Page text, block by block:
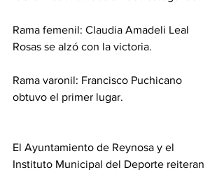
Rama femenil: Claudia Amadeli Leal
Rosas se alzó con la victoria.
Rama varonil: Francisco Puchicano
obtuvo el primer lugar.
El Ayuntamiento de Reynosa y el
Instituto Municipal del Deporte reiteran